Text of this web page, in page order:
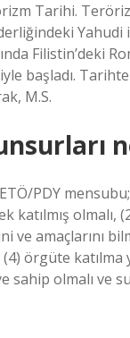
Tarihi.
Yahudi
Filistin’deki
başladı.
M.S.
PDY
olmalı,
ve amaçlarını
örgüte katılma
sahip olmalı ve